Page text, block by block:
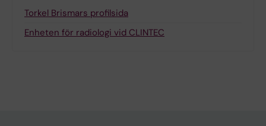
Torkel Brismars profilsida
Enheten för radiologi vid CLINTEC